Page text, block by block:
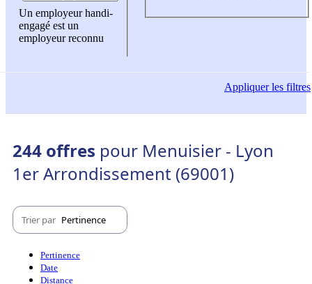
Un employeur handi-
engagé est un
employeur reconnu
Appliquerles filtres
244 offres pour Menuisier - Lyon
1er Arrondissement (69001)
Trier par Pertinence
Pertinence
Date
Distance